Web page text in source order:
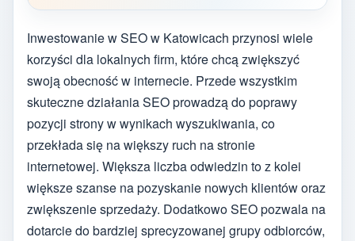
Inwestowanie w SEO w Katowicach przynosi wiele
korzyści dla lokalnych firm, które chcą zwiększyć
swoją obecność w internecie. Przede wszystkim
skuteczne działania SEO prowadzą do poprawy
pozycji strony w wynikach wyszukiwania, co
przekłada się na większy ruch na stronie
internetowej. Większa liczba odwiedzin to z kolei
większe szanse na pozyskanie nowych klientów oraz
zwiększenie sprzedaży. Dodatkowo SEO pozwala na
dotarcie do bardziej sprecyzowanej grupy odbiorców,